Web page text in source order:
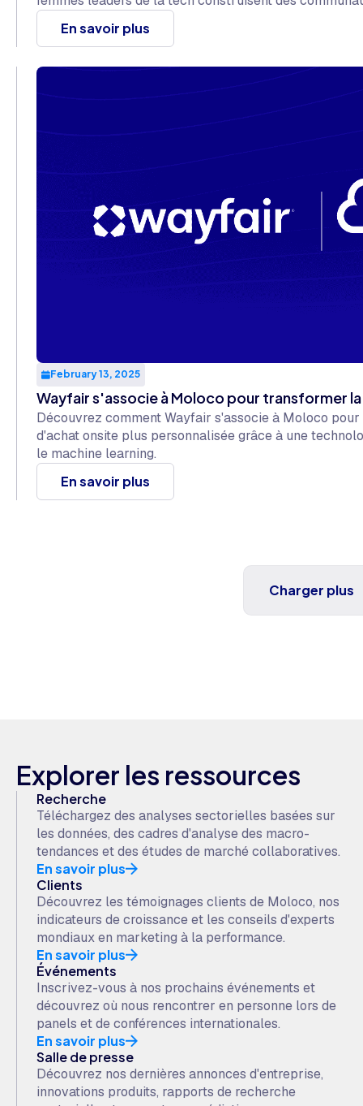
en opportunité et incarnent des ambitions
En savoir plus
February 13, 2025
Wayfair s'associe à Moloco pour transformer
Découvrez comment Wayfair s'associe à Moloco
d'achat onsite plus personnalisée grâce à une
le machine learning.
En savoir plus
Charger plus
Explorer les ressources
Recherche
Téléchargez des analyses sectorielles basées sur
les données, des cadres d'analyse des macro-
tendances et des études de marché collaboratives.
En savoir plus
Clients
Découvrez les témoignages clients de Moloco, nos
indicateurs de croissance et les conseils d'experts
mondiaux en marketing à la performance.
En savoir plus
Événements
Inscrivez-vous à nos prochains événements et
découvrez où nous rencontrer en personne lors de
panels et de conférences internationales.
En savoir plus
Salle de presse
Découvrez nos dernières annonces d'entreprise,
innovations produits, rapports de recherche